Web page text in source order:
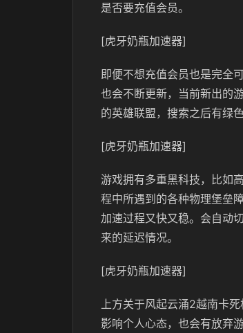
是否要充值会员。
[虎牙奶瓶加速器]
即便不想充值会员也是完全
也会不断更新，当前新出的
的英雄联盟，搜索之后有绿
[虎牙奶瓶加速器]
游戏拥有多重黑科技，比如
程中所遇到的各种物理堡垒
加速过程又快又稳。会自动
来的延迟情况。
[虎牙奶瓶加速器]
上方关于风起云涌2越南卡
影响个人心态，也会有放弃